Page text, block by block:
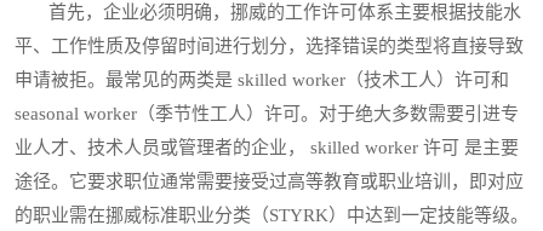
首先，企业必须明确，挪威的工作许可体系主要根据技能水
平、工作性质及停留时间进行划分，选择错误的类型将直接导致
申请被拒。最常见的两类是 skilled worker（技术工人）许可和
seasonal worker（季节性工人）许可。对于绝大多数需要引进专
业人才、技术人员或管理者的企业， skilled worker 许可 是主要
途径。它要求职位通常需要接受过高等教育或职业培训，即对应
的职业需在挪威标准职业分类（STYRK）中达到一定技能等级。